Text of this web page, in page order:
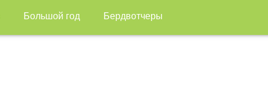
Большой год Бердвотчеры